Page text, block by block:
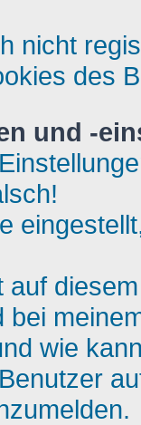
nicht
des
und -
auf
bei
wie